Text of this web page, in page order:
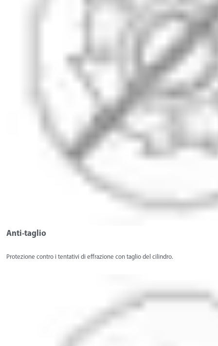
Anti-taglio
Protezione contro i tentativi di effrazione con taglio del cilindro.